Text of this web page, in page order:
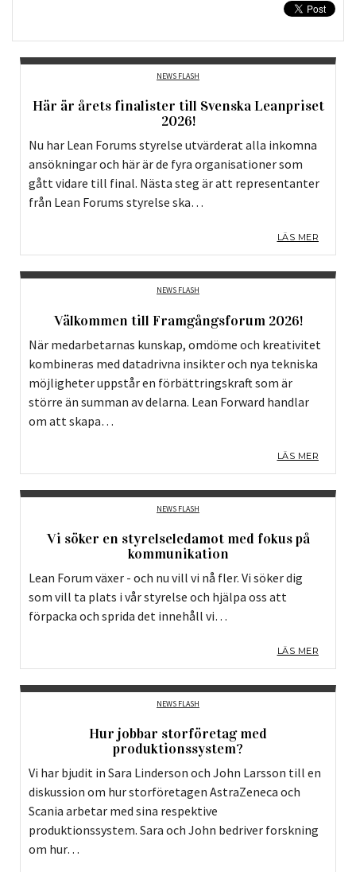
NEWS FLASH
Här är årets finalister till Svenska Leanpriset
2026!
Nu har Lean Forums styrelse utvärderat alla inkomna
ansökningar och här är de fyra organisationer som
gått vidare till final. Nästa steg är att representanter
från Lean Forums styrelse ska…
LÄS MER
NEWS FLASH
Välkommen till Framgångsforum 2026!
När medarbetarnas kunskap, omdöme och kreativitet
kombineras med datadrivna insikter och nya tekniska
möjligheter uppstår en förbättringskraft som är
större än summan av delarna. Lean Forward handlar
om att skapa…
LÄS MER
NEWS FLASH
Vi söker en styrelseledamot med fokus på
kommunikation
Lean Forum växer - och nu vill vi nå fler. Vi söker dig
som vill ta plats i vår styrelse och hjälpa oss att
förpacka och sprida det innehåll vi…
LÄS MER
NEWS FLASH
Hur jobbar storföretag med
produktionssystem?
Vi har bjudit in Sara Linderson och John Larsson till en
diskussion om hur storföretagen AstraZeneca och
Scania arbetar med sina respektive
produktionssystem. Sara och John bedriver forskning
om hur…